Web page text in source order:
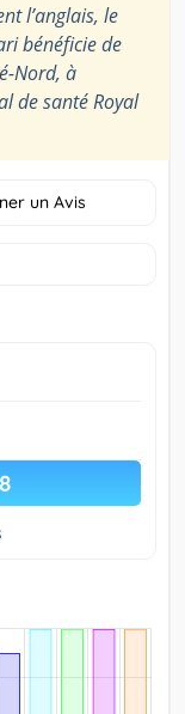
l’anglais, le
bénéficie de
Nord, à
de santé Royal
un Avis